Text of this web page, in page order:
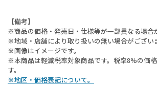
【備考】
※商品の価格・発売日・仕様等が一部異なる場合
※地域・店舗により取り扱いの無い場合がござい
※画像はイメージです。
※本商品は軽減税率対象商品です。税率8%の価
す。
※地区・価格表記について。